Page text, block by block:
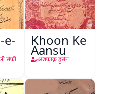
e-
सैफ़ी
Khoon Ke
Aansu
अशफ़ाक़ हुसैन